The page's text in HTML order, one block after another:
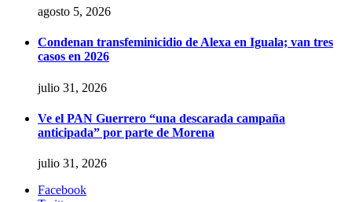
agosto 5, 2026
Condenan transfeminicidio de Alexa en Iguala; van tres
casos en 2026
julio 31, 2026
Ve el PAN Guerrero “una descarada campaña
anticipada” por parte de Morena
julio 31, 2026
Facebook